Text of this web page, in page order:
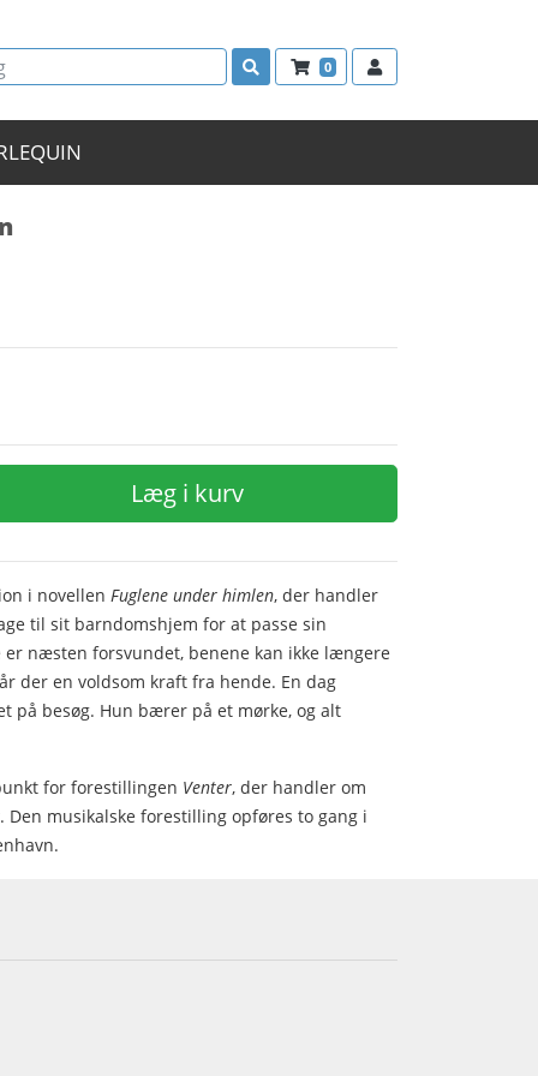
0
Læg i kurv
i novellen Fuglene under himlen, der handler
til sit barndomshjem for at passe sin
er næsten forsvundet, benene kan ikke længere
der en voldsom kraft fra hende. En dag
på besøg. Hun bærer på et mørke, og alt
for forestillingen Venter, der handler om
Den musikalske forestilling opføres to gang i